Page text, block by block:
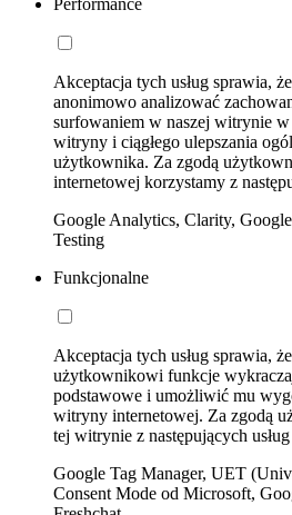
Performance
Akceptacja tych usług sprawia,
anonimowo analizować
surfowaniem w naszej witrynie
witryny i ciągłego ulepszania
użytkownika. Za zgodą
internetowej korzystamy z
Google Analytics, Clarity,
Testing
Funkcjonalne
Akceptacja tych usług sprawia,
użytkownikowi funkcje
podstawowe i umożliwić mu
witryny internetowej. Za zgodą
tej witrynie z następujących
Google Tag Manager, UET
Consent Mode od Microsoft,